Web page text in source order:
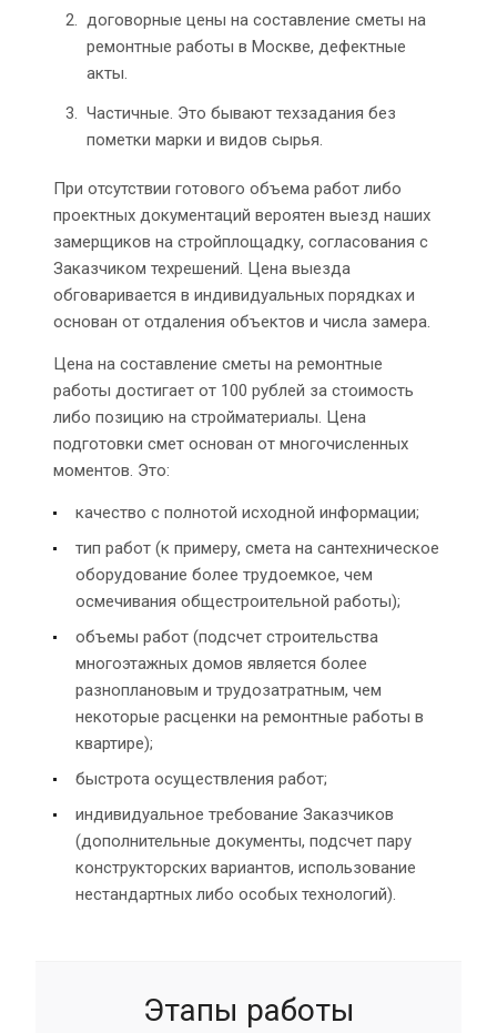
договорные цены на составление сметы на
ремонтные работы в Москве, дефектные
акты.
Частичные. Это бывают техзадания без
пометки марки и видов сырья.
При отсутствии готового объема работ либо
проектных документаций вероятен выезд наших
замерщиков на стройплощадку, согласования с
Заказчиком техрешений. Цена выезда
обговаривается в индивидуальных порядках и
основан от отдаления объектов и числа замера.
Цена на составление сметы на ремонтные
работы достигает от 100 рублей за стоимость
либо позицию на стройматериалы. Цена
подготовки смет основан от многочисленных
моментов. Это:
качество с полнотой исходной информации;
тип работ (к примеру, смета на сантехническое
оборудование более трудоемкое, чем
осмечивания общестроительной работы);
объемы работ (подсчет строительства
многоэтажных домов является более
разноплановым и трудозатратным, чем
некоторые расценки на ремонтные работы в
квартире);
быстрота осуществления работ;
индивидуальное требование Заказчиков
(дополнительные документы, подсчет пару
конструкторских вариантов, использование
нестандартных либо особых технологий).
Этапы работы